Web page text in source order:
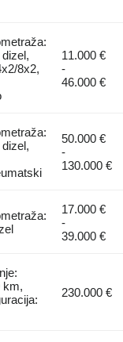
8x2,
11.000 €
-
46.000 €
50.000 €
-
130.000 €
17.000 €
-
39.000 €
km,
230.000 €